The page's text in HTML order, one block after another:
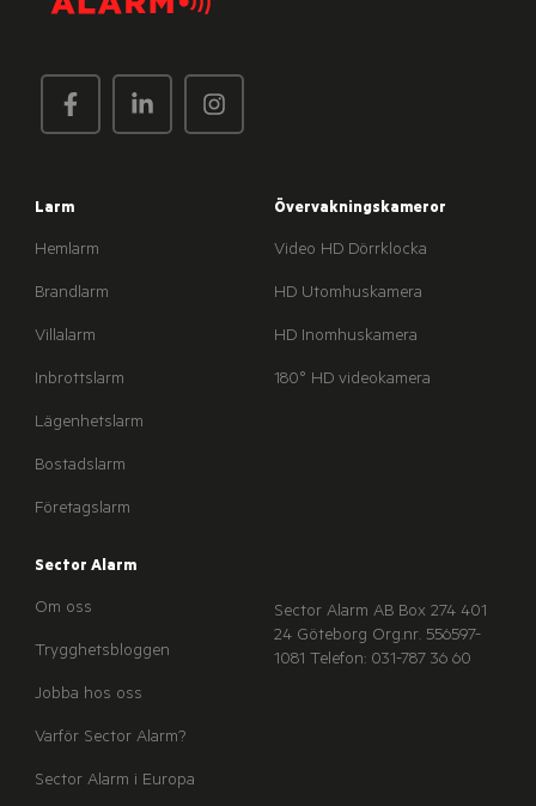
Larm
Hemlarm
Brandlarm
Villalarm
Inbrottslarm
Lägenhetslarm
Bostadslarm
Företagslarm
Övervakningskameror
Video HD Dörrklocka
HD Utomhuskamera
HD Inomhuskamera
180° HD videokamera
Sector Alarm
Om oss
Trygghetsbloggen
Jobba hos oss
Varför Sector Alarm?
Sector Alarm i Europa
Sector Alarm AB Box 274 401
24 Göteborg Org.nr. 556597-
1081 Telefon: 031-787 36 60